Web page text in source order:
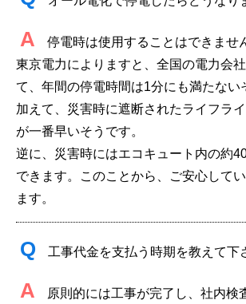
A
停電時は使用することはできませ
東京電力によりますと、全国の電力会
て、年間の停電時間は1分にも満たない
加えて、災害時に遮断されたライフラ
が一番早いそうです。
逆に、災害時にはエコキュート内の約
できます。このことから、ご安心して
ます。
Q 工事代金を支払う時期を教えて下
A
原則的には工事が完了し、社内検